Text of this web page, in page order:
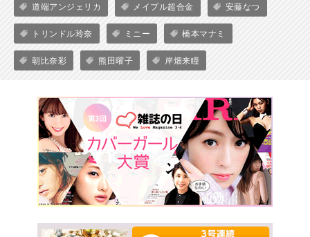
道端アンジェリカ メイプル超合金 安藤なつ
トリンドル玲奈 ミニー 橋本マナミ
朝比奈彩 熊田曜子 岸畑来瞳